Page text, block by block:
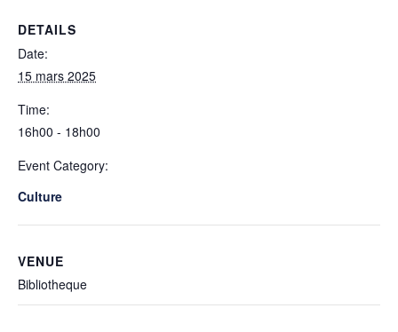
DETAILS
Date:
15 mars 2025
Time:
16h00 - 18h00
Event Category:
Culture
VENUE
Bibliotheque